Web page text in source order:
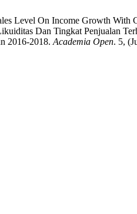
Level On Income Growth With
Dan Tingkat Penjualan
2016-2018. Academia Open. 5,